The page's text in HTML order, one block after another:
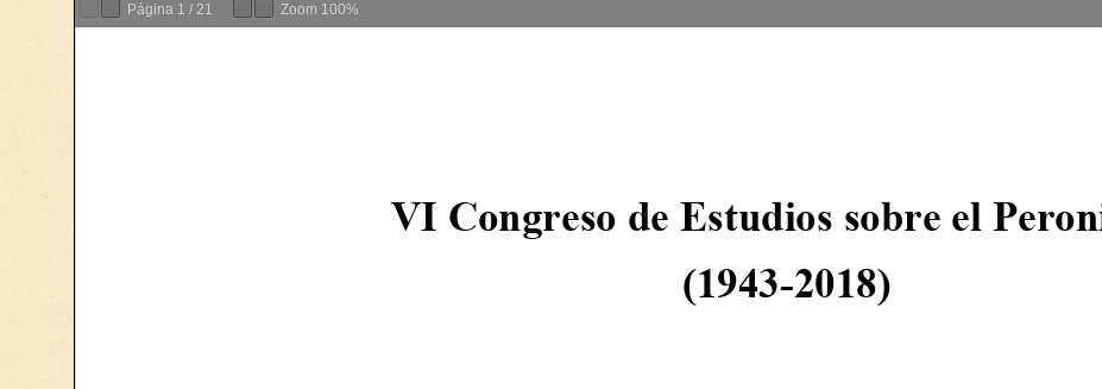
Página 1 / 21 Zoom 100%